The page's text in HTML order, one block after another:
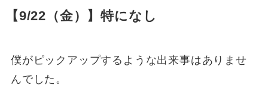
【9/22（金）】特になし
僕がピックアップするような出来事はありませ
んでした。